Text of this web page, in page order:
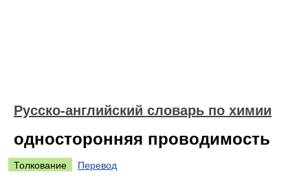
Русско-английский словарь по химии
односторонняя проводимость
Толкование
Перевод